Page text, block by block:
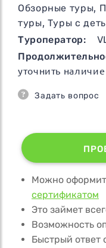
Обзорные туры,
туры, Туры с
Туроператор:
уточнить наличие
Задать вопрос
Можно
сертификатом
Это займет
Возможность
Быстрый ответ